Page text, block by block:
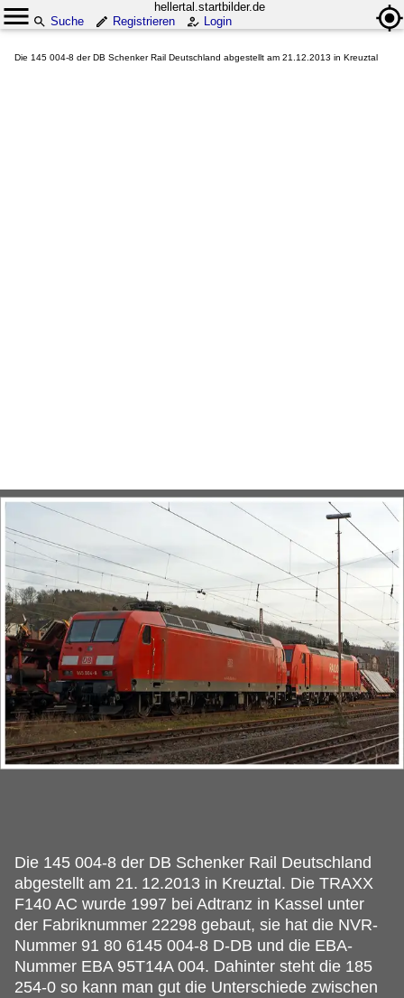
hellertal.startbilder.de
Suche
Registrieren Login
Die 145 004-8 der DB Schenker Rail Deutschland abgestellt am 21.12.2013 in Kreuztal
Die 145 004-8 der DB Schenker Rail Deutschland
abgestellt am 21. 12.2013 in Kreuztal. Die TRAXX
F140 AC wurde 1997 bei Adtranz in Kassel unter
der Fabriknummer 22298 gebaut, sie hat die NVR-
Nummer 91 80 6145 004-8 D-DB und die EBA-
Nummer EBA 95T14A 004. Dahinter steht die 185
254-0 so kann man gut die Unterschiede zwischen